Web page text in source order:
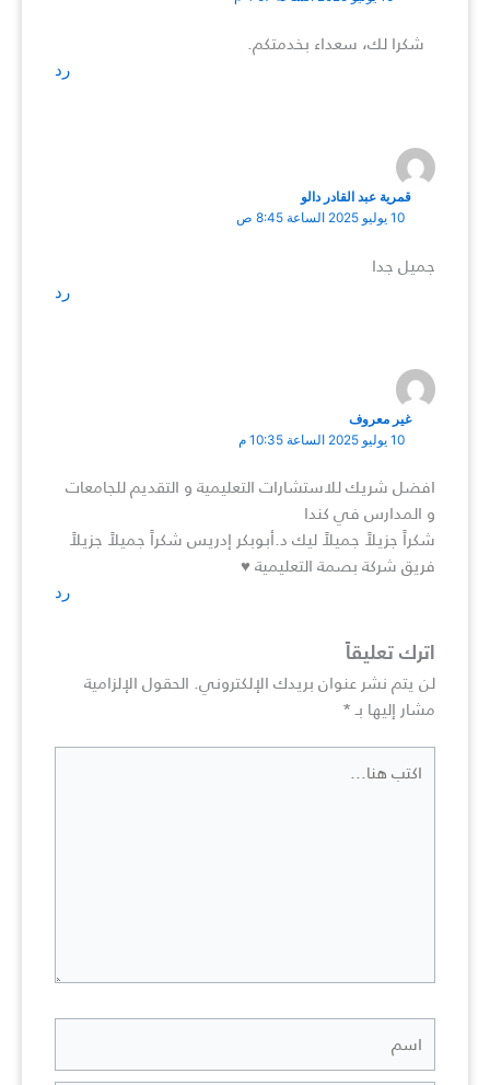
شكرا لك، سعداء بخدمتكم.
رد
قمرية عبد القادر دالو
10 يوليو 2025 الساعة 8:45 ص
جميل جدا
رد
غير معروف
10 يوليو 2025 الساعة 10:35 م
افضل شريك للاستشارات التعليمية و التقديم للجامعات
و المدارس في كندا
شكراً جزيلاً جميلاً ليك د.أبوبكر إدريس شكراً جميلاً جزيلاً
فريق شركة بصمة التعليمية ♥️
رد
اترك تعليقاً
لن يتم نشر عنوان بريدك الإلكتروني. الحقول الإلزامية
مشار إليها بـ*